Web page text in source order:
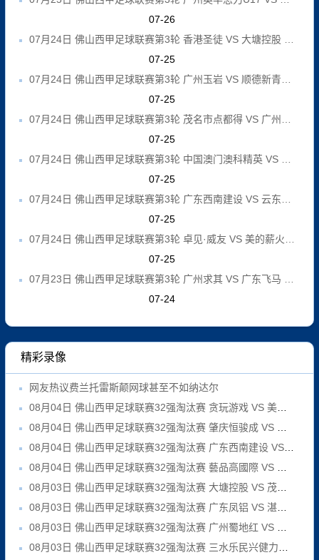
07-26
07-25
07-25
07-25
07-25
07-25
07-25
07-24
精彩录像
网友热议费兰托雷斯颠网球甚至不如纳达尔
08月04日 佛山西甲足球联赛32强淘汰赛 贪玩游戏 VS 美的薪火 全场录像
08月04日 佛山西甲足球联赛32强淘汰赛 肇庆恒骏成 VS 三七互娱 全场录像
08月04日 佛山西甲足球联赛32强淘汰赛 广东西南建设 VS 香港圣徒 全场录像
08月04日 佛山西甲足球联赛32强淘汰赛 藝品高國際 VS 湛江狂狼·粵辉能源 全场录像
08月03日 佛山西甲足球联赛32强淘汰赛 大塘控股 VS 茂名市点都得 全场录像
08月03日 佛山西甲足球联赛32强淘汰赛 广东凤铝 VS 湛江八部科技 全场录像
08月03日 佛山西甲足球联赛32强淘汰赛 广州蜀地红 VS 广州戴拿模 全场录像
08月03日 佛山西甲足球联赛32强淘汰赛 三水乐民兴健力宝 VS 中国澳门澳科精英 全场录像